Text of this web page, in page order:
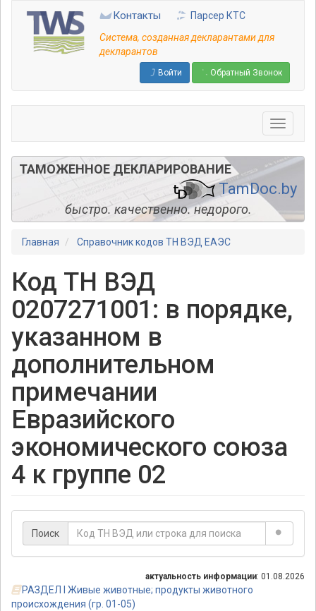
основному
содержанию
Контакты
Парсер КТС
Система, созданная декларантами для
декларантов
Войти Обратный Звонок
ТАМОЖЕННОЕ ДЕКЛАРИРОВАНИЕ
TamDoc.by
быстро. качественно. недорого.
Главная Справочник кодов ТН ВЭД ЕАЭС
Код ТН ВЭД
0207271001: в порядке,
указанном в
дополнительном
примечании
Евразийского
экономического союза
4 к группе 02
Поиск
актуальность информации: 01.08.2026
РАЗДЕЛ I Живые животные; продукты животного
происхождения (гр. 01-05)